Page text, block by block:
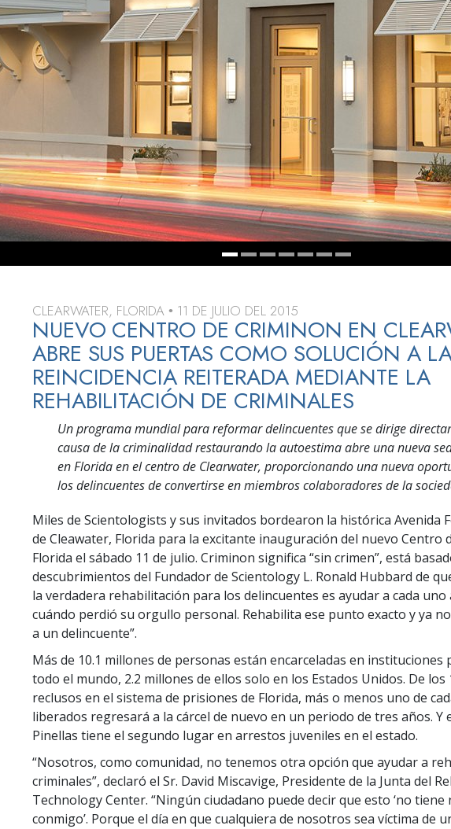
Amor y Odio: ¿Qué es Grandeza?
CLEARWATER, FLORIDA • 11 DE JULIO DEL 2015
NUEVO CENTRO DE CRIMINON EN
ABRE SUS PUERTAS COMO SOLUCIÓN A
REINCIDENCIA REITERADA MEDIANTE LA
REHABILITACIÓN DE CRIMINALES
Un programa mundial para reformar delincuentes que se dirige
causa de la criminalidad restaurando la autoestima abre una nueva
en Florida en el centro de Clearwater, proporcionando una nueva
los delincuentes de convertirse en miembros colaboradores de la
Miles de Scientologists y sus invitados bordearon la histórica Avenida
de Cleawater, Florida para la excitante inauguración del nuevo Centro
Florida el sábado 11 de julio. Criminon significa “sin crimen”, está
descubrimientos del Fundador de Scientology L. Ronald Hubbard de
la verdadera rehabilitación para los delincuentes es ayudar a cada uno
cuándo perdió su orgullo personal. Rehabilita ese punto exacto y ya
a un delincuente”.
Más de 10.1 millones de personas están encarceladas en instituciones
todo el mundo, 2.2 millones de ellos solo en los Estados Unidos. De los
reclusos en el sistema de prisiones de Florida, más o menos uno de
liberados regresará a la cárcel de nuevo en un periodo de tres años. Y
Pinellas tiene el segundo lugar en arrestos juveniles en el estado.
“Nosotros, como comunidad, no tenemos otra opción que ayudar a
criminales”, declaró el Sr. David Miscavige, Presidente de la Junta del
Technology Center. “Ningún ciudadano puede decir que esto ‘no tiene
conmigo’. Porque el día en que cualquiera de nosotros sea víctima de